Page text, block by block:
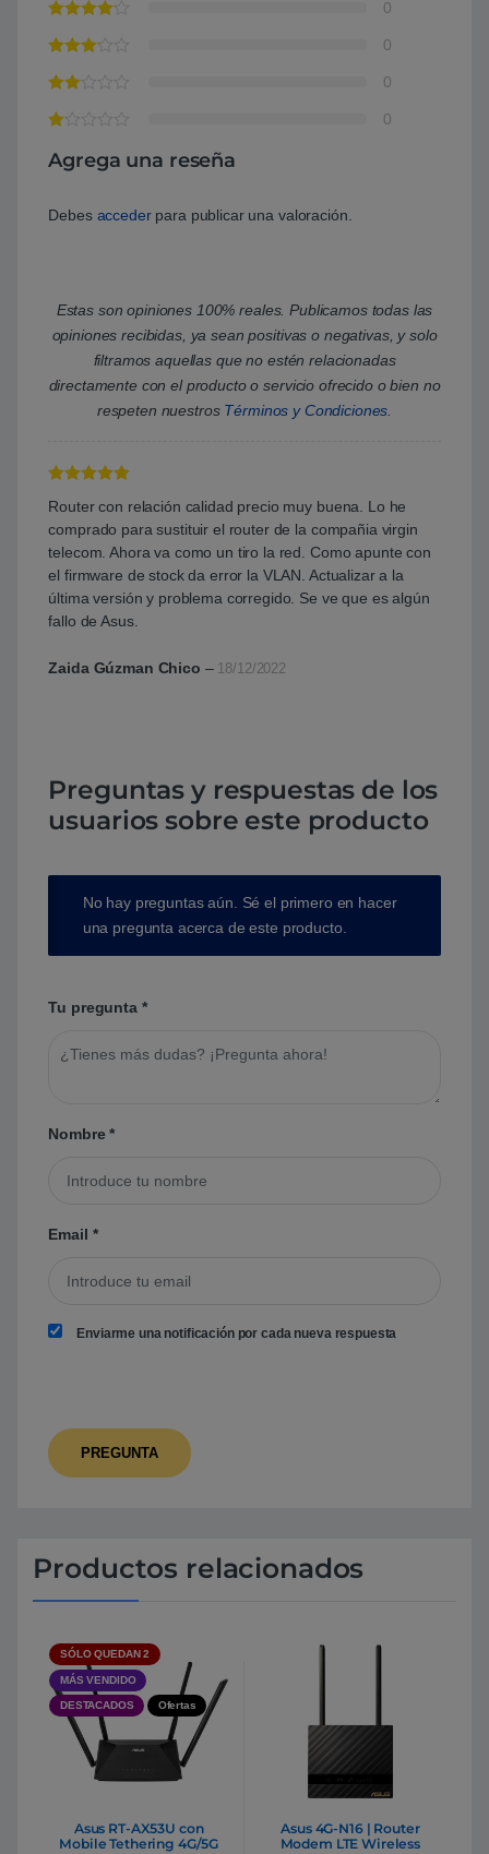
0
0
0
0
Agrega una reseña
Debes accederpara publicar una valoración.
Estas son opiniones 100% reales. Publicamos todas las
opiniones recibidas, ya sean positivas o negativas, y solo
filtramos aquellas que no estén relacionadas
directamente con el producto o servicio ofrecido o bien no
respeten nuestros Términos y Condiciones.
5de 5
Router con relación calidad precio muy buena. Lo he
comprado para sustituir el router de la compañia virgin
telecom. Ahora va como un tiro la red. Como apunte con
el firmware de stock da error la VLAN. Actualizar a la
última versión y problema corregido. Se ve que es algún
fallo de Asus.
Zaida Gúzman Chico – 18/12/2022
Preguntas y respuestas de los
usuarios sobre este producto
No hay preguntas aún. Sé el primero en hacer
una pregunta acerca de este producto.
Tu pregunta *
Nombre*
Email *
Enviarme una notificación por cada nueva respuesta
Productos relacionados
SÓLO QUEDAN 2
MÁS VENDIDO
DESTACADOS Ofertas
Asus RT-AX53U con
Mobile Tethering 4G/5G
Asus 4G-N16 | Router
Modem LTE Wireless